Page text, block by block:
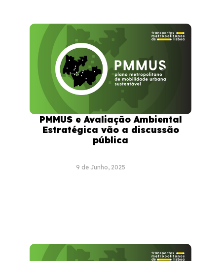
PMMUS e Avaliação Ambiental
Estratégica vão a discussão
pública
9 de Junho, 2025